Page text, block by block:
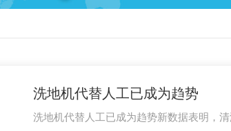
洗地机代替人工已成为趋势
洗地机代替人工已成为趋势新数据表明，